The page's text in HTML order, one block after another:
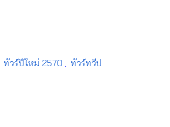
ทัวร์ปีใหม่ 2570
ทัวร์ทวีป